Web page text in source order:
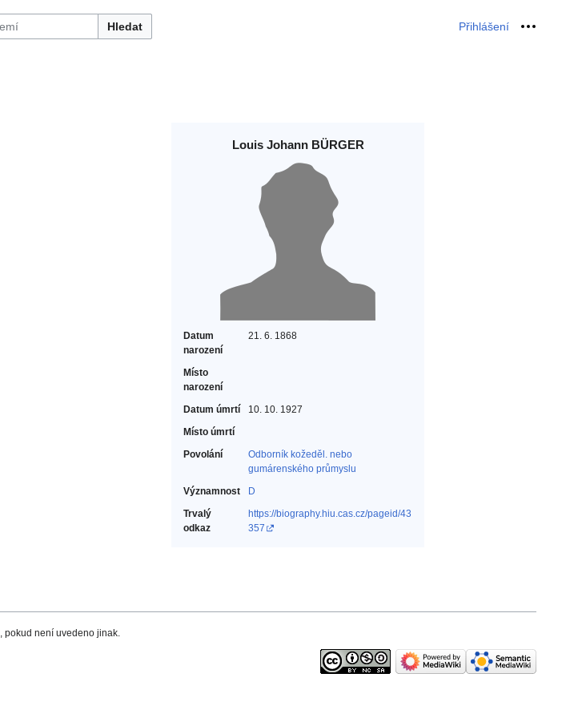
Hledat Přihlášení Osobní
Louis Johann BÜRGER
Datum
narození
21. 6. 1868
Místo
narození
Datum úmrtí
10. 10. 1927
Místo úmrtí
Povolání
Odborník kožeděl. nebo
gumárenského průmyslu‎
Významnost
D
Trvalý
odkaz
https://biography.hiu.cas.cz/pageid/43
357
, pokud není uvedeno jinak.